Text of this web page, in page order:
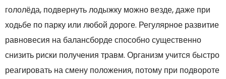
гололёда, подвернуть лодыжку можно везде, даже при
ходьбе по парку или любой дороге. Регулярное развитие
равновесия на балансборде способно существенно
снизить риски получения травм. Организм учится быстро
реагировать на смену положения, потому при подвороте